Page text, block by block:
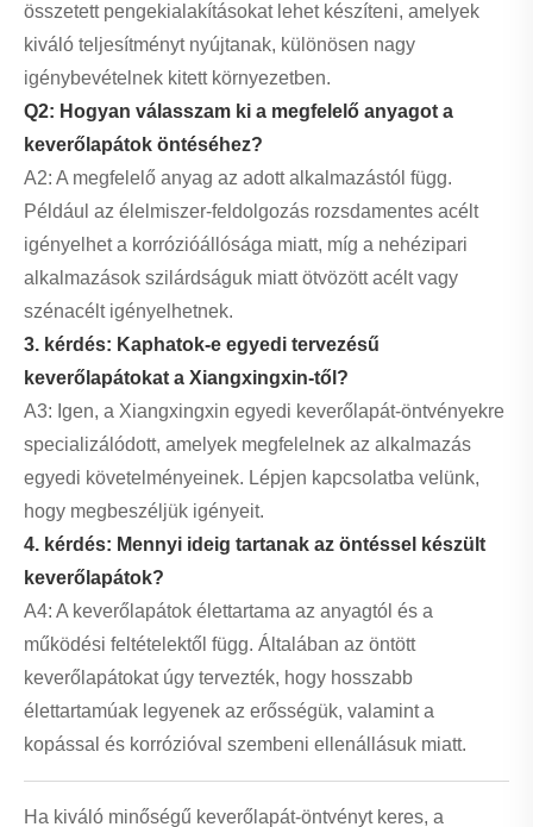
összetett pengekialakításokat lehet készíteni, amelyek
kiváló teljesítményt nyújtanak, különösen nagy
igénybevételnek kitett környezetben.
Q2: Hogyan válasszam ki a megfelelő anyagot a
keverőlapátok öntéséhez?
A2: A megfelelő anyag az adott alkalmazástól függ.
Például az élelmiszer-feldolgozás rozsdamentes acélt
igényelhet a korrózióállósága miatt, míg a nehézipari
alkalmazások szilárdságuk miatt ötvözött acélt vagy
szénacélt igényelhetnek.
3. kérdés: Kaphatok-e egyedi tervezésű
keverőlapátokat a Xiangxingxin-től?
A3: Igen, a Xiangxingxin egyedi keverőlapát-öntvényekre
specializálódott, amelyek megfelelnek az alkalmazás
egyedi követelményeinek. Lépjen kapcsolatba velünk,
hogy megbeszéljük igényeit.
4. kérdés: Mennyi ideig tartanak az öntéssel készült
keverőlapátok?
A4: A keverőlapátok élettartama az anyagtól és a
működési feltételektől függ. Általában az öntött
keverőlapátokat úgy tervezték, hogy hosszabb
élettartamúak legyenek az erősségük, valamint a
kopással és korrózióval szembeni ellenállásuk miatt.
Ha kiváló minőségű keverőlapát-öntvényt keres, a